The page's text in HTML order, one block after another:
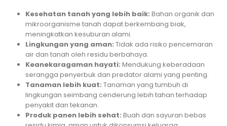
Kesehatan tanah yang lebih baik: Bahan organik dan
mikroorganisme tanah dapat berkembang biak,
meningkatkan kesuburan alami.
Lingkungan yang aman: Tidak ada risiko pencemaran
air dan tanah oleh residu berbahaya.
Keanekaragaman hayati: Mendukung keberadaan
serangga penyerbuk dan predator alami yang penting.
Tanaman lebih kuat: Tanaman yang tumbuh di
lingkungan seimbang cenderung lebih tahan terhadap
penyakit dan tekanan.
Produk panen lebih sehat: Buah dan sayuran bebas